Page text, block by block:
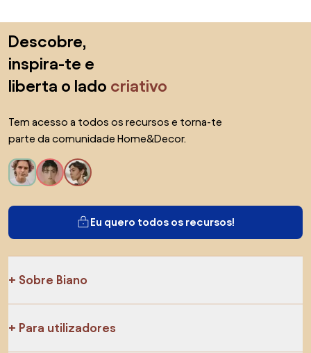
Descobre,
inspira-te e
liberta o lado criativo
Tem acesso a todos os recursos e torna-te
parte da comunidade Home&Decor.
Eu quero todos os recursos!
Sobre Biano
Para utilizadores